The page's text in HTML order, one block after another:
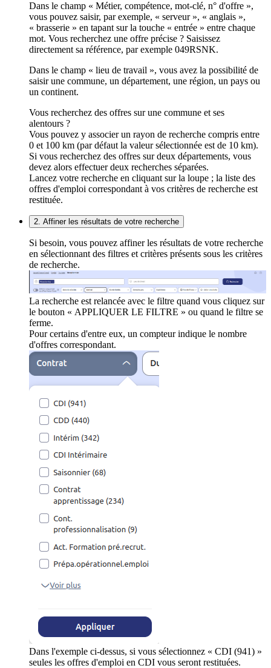
Dans le champ « Métier, compétence, mot-clé, n° d'offre »,
vous pouvez saisir, par exemple, « serveur », « anglais »,
« brasserie » en tapant sur la touche « entrée » entre chaque
mot. Vous recherchez une offre précise ? Saisissez
directement sa référence, par exemple 049RSNK.
Dans le champ « lieu de travail », vous avez la possibilité de
saisir une commune, un département, une région, un pays ou
un continent.
Vous recherchez des offres sur une commune et ses
alentours ?
Vous pouvez y associer un rayon de recherche compris entre
0 et 100 km (par défaut la valeur sélectionnée est de 10 km).
Si vous recherchez des offres sur deux départements, vous
devez alors effectuer deux recherches séparées.
Lancez votre recherche en cliquant sur la loupe ; la liste des
offres d'emploi correspondant à vos critères de recherche est
restituée.
2. Affiner les résultats de votre recherche
Si besoin, vous pouvez affiner les résultats de votre recherche
en sélectionnant des filtres et critères présents sous les critères
de recherche.
La recherche est relancée avec le filtre quand vous cliquez sur
le bouton « APPLIQUER LE FILTRE » ou quand le filtre se
ferme.
Pour certains d'entre eux, un compteur indique le nombre
d'offres correspondant.
Dans l'exemple ci-dessus, si vous sélectionnez « CDI (941) »
seules les offres d'emploi en CDI vous seront restituées.